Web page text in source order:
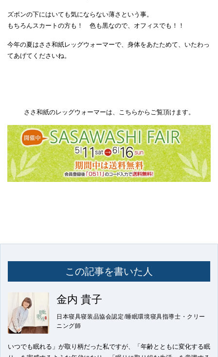
ズボンの下にはいても気にならない薄さという事。
もちろんスカートの方も！ 色も黒なので、オフィスでも！！
今年の夏はささ和紙レッグウォーマーで、身体をあたためて、いたわっ
てあげてくださいね。
ささ和紙のレッグウォーマーは、こちらからご覧頂けます。
この記事を書いた人
金内 貴子
日本寝具寝装品協会認定/睡眠環境寝具指導士・クリー
ニング師
いつでも眠れる」が取り柄だった私ですが、「年齢とともに変化する眠